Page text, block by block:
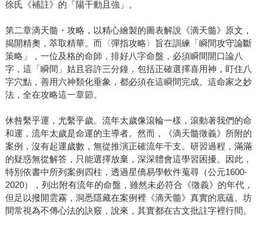
徐氏《補註》的「陽干動且強」。
第二章滴天髓・攻略，以精心繪製的圖表解說《滴天髓》原文，
揭開精奧，萃取精華。而〈彈指攻略〉旨在訓練「瞬間攻守論斷
策略」，一位及格的命師，排好八字命盤，必須瞬間開口論八
字，這「瞬間」姑且容許三分鐘，包括正確選擇喜用神，盯住八
字穴點，善用六神類化垂象，都必須在這瞬間完成。這命家之妙
法，全在攻略這一章節。
休咎繫乎運，尤繫乎歲。流年太歲像滾輪一樣，滾動著我們的命
和運，流年太歲是命運的主導者。然而，《滴天髓徵義》所附的
案例，沒有起運歲數，無從推演正確流年干支。研習過程，滿滿
的疑惑無從解答，只能選擇放棄，深深體會這學習困擾。因此，
特別依書中所列案例四柱，透過星僑易學軟件蒐尋（公元1600-
2020），列出附有流年的命盤，雖然未必符合《徵義》的年代，
但足以撥開雲霧，洞悉隱藏在案例裡《滴天髓》真實的底蘊。坊
間常視為不傳心法的訣竅，說來，其實都在古文批註字裡行間。